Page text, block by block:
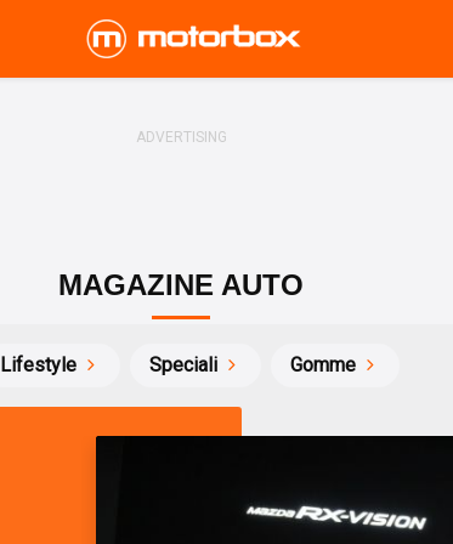
MAGAZINE AUTO
Lifestyle Speciali Gomme